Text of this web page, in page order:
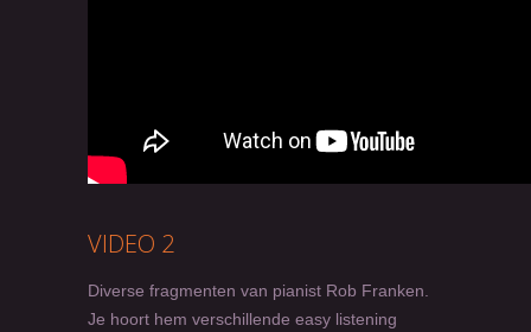
VIDEO 2
Diverse fragmenten van pianist Rob Franken.
Je hoort hem verschillende easy listening